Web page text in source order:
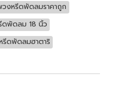
งหรีดพัดลมราคาถูก
ดพัดลม 18 นิ้ว
รีดพัดลมฮาตาริ